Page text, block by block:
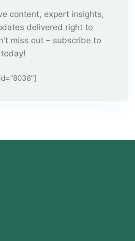
content, expert insights,
delivered right to
miss out – subscribe to